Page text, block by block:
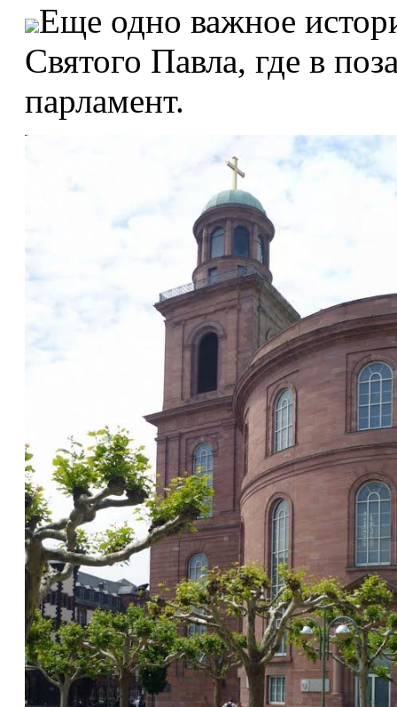
Еще одно важное
Святого Павла, где в
парламент.